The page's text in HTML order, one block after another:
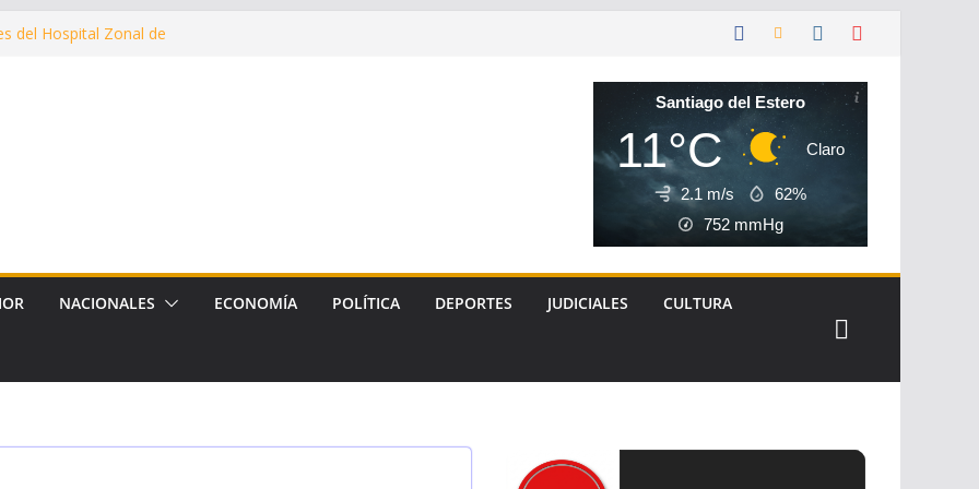
del Hospital Zonal de
Santiago del Estero
11°C Claro
2.1 m/s
62%
752 mmHg
NACIONALES ECONOMÍA POLÍTICA DEPORTES JUDICIALES CULTURA